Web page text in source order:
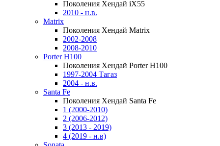
Поколения Хендай iX55
2010 - н.в.
Matrix
Поколения Хендай Matrix
2002-2008
2008-2010
Porter H100
Поколения Хендай Porter H100
1997-2004 Тагаз
2004 - н.в.
Santa Fe
Поколения Хендай Santa Fe
1 (2000-2010)
2 (2006-2012)
3 (2013 - 2019)
4 (2019 - н.в)